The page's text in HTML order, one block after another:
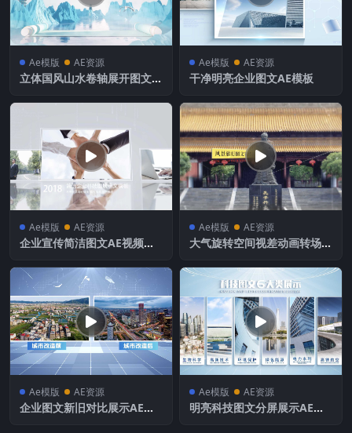
Ae模版 AE资源
立体国风山水卷轴展开图文片
Ae模版 AE资源
干净明亮企业图文AE模板
Ae模版 AE资源
企业宣传简洁图文AE视频模
Ae模版 AE资源
大气旋转空间视差动画转场图
Ae模版 AE资源
企业图文新旧对比展示AE模
Ae模版 AE资源
明亮科技图文分屏展示AE模